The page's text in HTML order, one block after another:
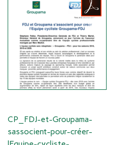
CP_FDJ-et-Groupama-
sassocient-pour-créer-